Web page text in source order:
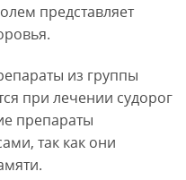
представляет
из группы
при лечении судорог
препараты
так как они